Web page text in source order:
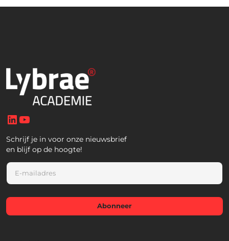
LinkedIn
Schrijf je in voor onze nieuwsbrief
en blijf op de hoogte!
E
a
i
*
Abonneer